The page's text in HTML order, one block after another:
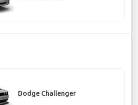
Dodge Challenger